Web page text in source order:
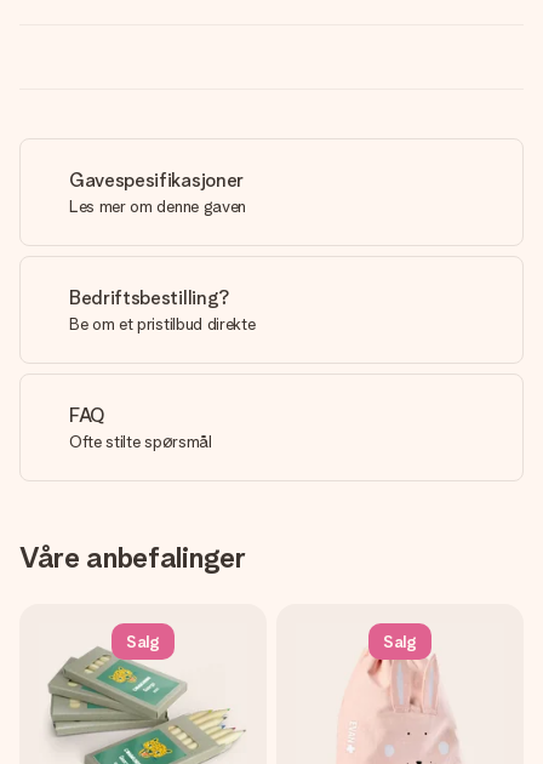
Gavespesifikasjoner
Les mer om denne gaven
Bedriftsbestilling?
Be om et pristilbud direkte
FAQ
Ofte stilte spørsmål
Våre anbefalinger
Salg Salg